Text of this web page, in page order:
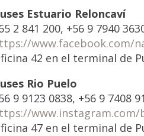
Estuario Reloncaví
2 841 200, +56 9 7940
www.facebook.com/
42 en el terminal de
Rio Puelo
9 9123 0838, +56 9 7408
www.instagram.com/
47 en el terminal de